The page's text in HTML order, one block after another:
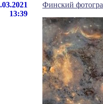
13:39
Финский